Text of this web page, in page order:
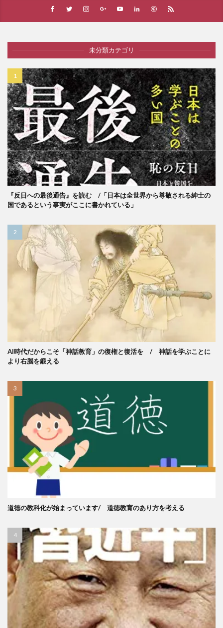
未分類カテゴリ
『反日への最後通告』を読む /「日本は全世界から尊敬される紳士の
国であるという事実がここに書かれている」
AI時代だからこそ「神話教育」の復権と復活を / 神話を学ぶことに
より右脳を鍛える
道徳の教科化が始まっています/ 道徳教育のあり方を考える